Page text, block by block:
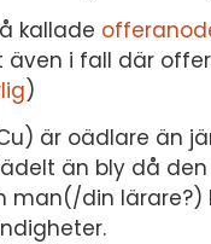
kallade
i fall där
)
är oädlare än
än bly då
din lärare?)